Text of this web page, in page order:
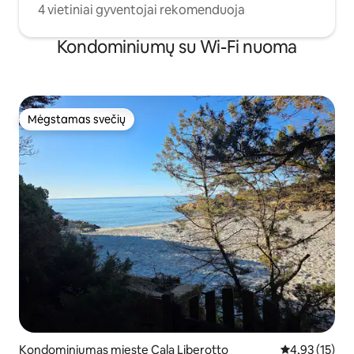
4 vietiniai gyventojai rekomenduoja
Kondominiumų su Wi-Fi nuoma
Mėgstamas svečių
Mėgstamas svečių
Kondominiumas mieste Cala Liberotto Vidutinis
4,93 (15)